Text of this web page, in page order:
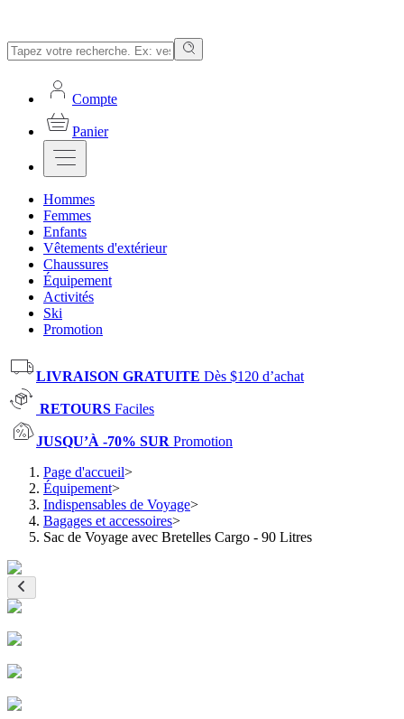
Compte
Panier
Hommes
Femmes
Enfants
Vêtements d'extérieur
Chaussures
Équipement
Activités
Ski
Promotion
LIVRAISON GRATUITE Dès $120 d’achat
RETOURS Faciles
JUSQU’À -70% SUR Promotion
Page d'accueil>
Équipement>
Indispensables de Voyage>
Bagages et accessoires>
Sac de Voyage avec Bretelles Cargo - 90 Litres